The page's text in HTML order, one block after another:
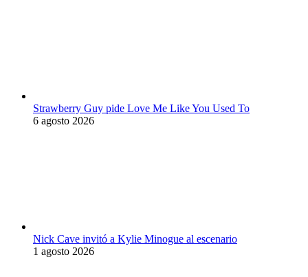
Strawberry Guy pide Love Me Like You Used To
6 agosto 2026
Nick Cave invitó a Kylie Minogue al escenario
1 agosto 2026